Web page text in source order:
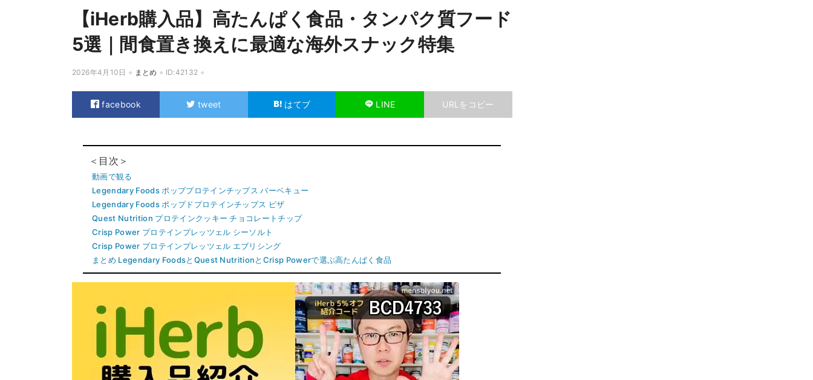
【iHerb購入品】高たんぱく食品・タンパク質フード
5選｜間食置き換えに最適な海外スナック特集
2026年4月10日 まとめ ID:42132
facebook tweet はてブ LINE URLをコピー
＜目次＞
動画で観る
Legendary Foods ポッププロテインチップス バーベキュー
Legendary Foods ポップドプロテインチップス ピザ
Quest Nutrition プロテインクッキー チョコレートチップ
Crisp Power プロテインプレッツェル シーソルト
Crisp Power プロテインプレッツェル エブリシング
まとめ Legendary FoodsとQuest NutritionとCrisp Powerで選ぶ高たんぱく食品